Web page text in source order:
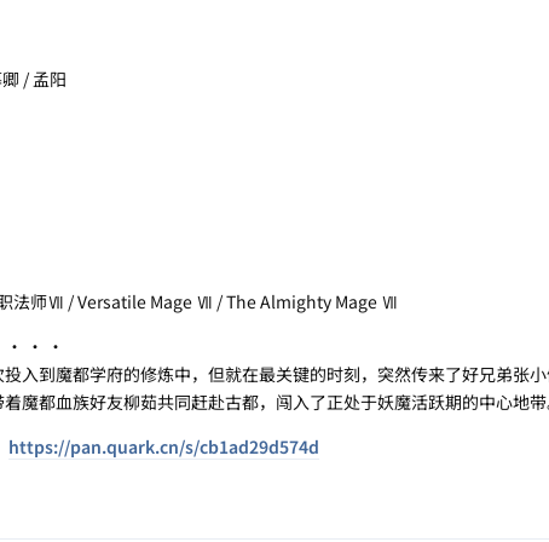
/ 孟阳
法师Ⅶ / Versatile Mage Ⅶ / The Almighty Mage Ⅶ
· · ·
到魔都学府的修炼中，但就在最关键的时刻，突然传来了好兄弟张
魔都血族好友柳茹共同赶赴古都，闯入了正处于妖魔活跃期的中心地带
https://pan.quark.cn/s/cb1ad29d574d